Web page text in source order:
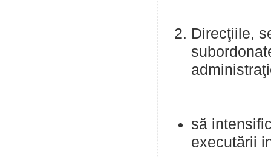
Direcţiile,
să
executării